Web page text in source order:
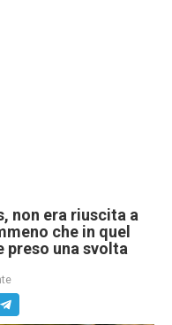
non era riuscita a
che in quel
preso una svolta